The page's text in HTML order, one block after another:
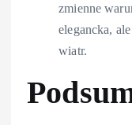
zmienne
elegancka,
wiatr.